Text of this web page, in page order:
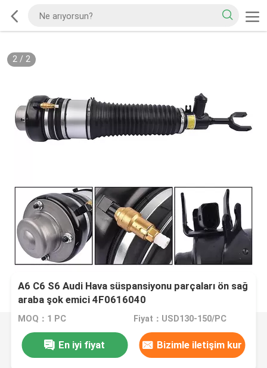
2/ 2
A6 C6 S6 Audi Hava süspansiyonu parçaları ön sağ
araba şok emici 4F0616040
MOQ：1 PC Fiyat：USD130-150/PC
En iyi fiyat Bizimle iletişim kur